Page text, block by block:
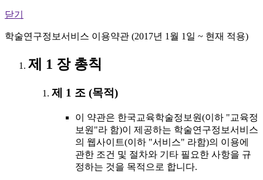
닫기
학술연구정보서비스 이용약관 (2017년 1월 1일 ~ 현재 적용)
제 1 장 총칙
제 1 조 (목적)
이 약관은 한국교육학술정보원(이하 "교육정
보원"라 함)이 제공하는 학술연구정보서비스
의 웹사이트(이하 "서비스" 라함)의 이용에
관한 조건 및 절차와 기타 필요한 사항을 규
정하는 것을 목적으로 합니다.